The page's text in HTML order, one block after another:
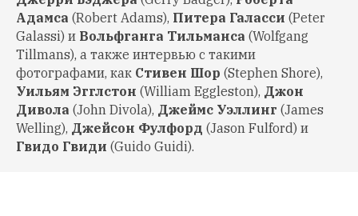
Адамса (Robert Adams), Питера Галасси (Peter
Galassi) и Вольфганга Тильманса (Wolfgang
Tillmans), а также интервью с такими
фотографами, как Стивен Шор (Stephen Shore),
Уильям Эгглстон (William Eggleston), Джон
Дивола (John Divola), Джеймс Уэллинг (James
Welling), Джейсон Фулфорд (Jason Fulford) и
Гвидо Гвиди (Guido Guidi).